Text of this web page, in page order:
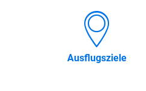
Ausflugsziele